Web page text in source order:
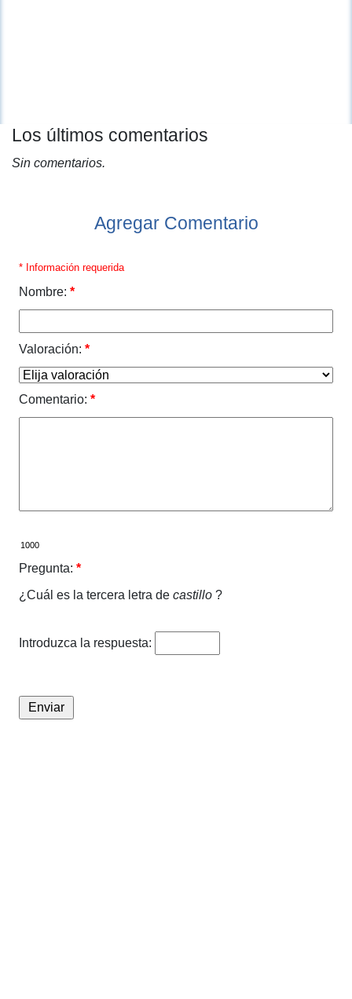
Los últimos comentarios
Sin comentarios.
Agregar Comentario
* Información requerida
Nombre: *
Valoración: *
Comentario: *
Pregunta: *
¿Cuál es la tercera letra de castillo ?
Introduzca la respuesta: